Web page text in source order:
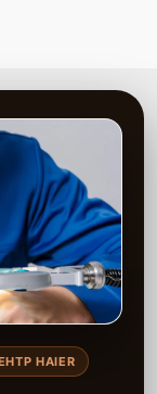
HAIER